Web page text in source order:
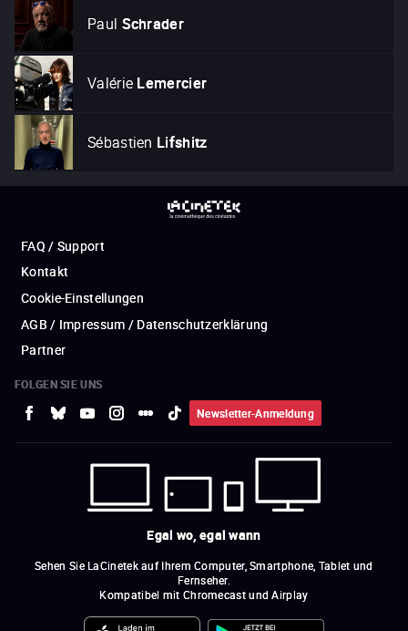
Paul Schrader
Valérie Lemercier
Sébastien Lifshitz
FAQ / Support
Kontakt
Cookie-Einstellungen
AGB / Impressum / Datenschutzerklärung
Partner
FOLGEN SIE UNS
Newsletter-Anmeldung
Egal wo, egal wann
Sehen Sie LaCinetek auf Ihrem Computer, Smartphone, Tablet und
Fernseher.
Kompatibel mit Chromecast und Airplay